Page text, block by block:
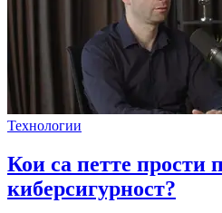
Технологии
Кои са петте прости
киберсигурност?